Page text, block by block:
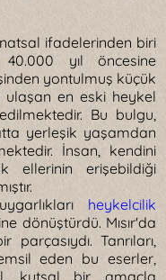
ifadelerinden biri
yıl öncesine
yontulmuş küçük
ulaşan en eski heykel
Bu bulgu,
yerleşik yaşamdan
İnsan, kendini
ellerinin erişebildiği
heykelcilik
dönüştürdü. Mısır'da
Tanrıları,
eden bu eserler,
kutsal bir amaçla